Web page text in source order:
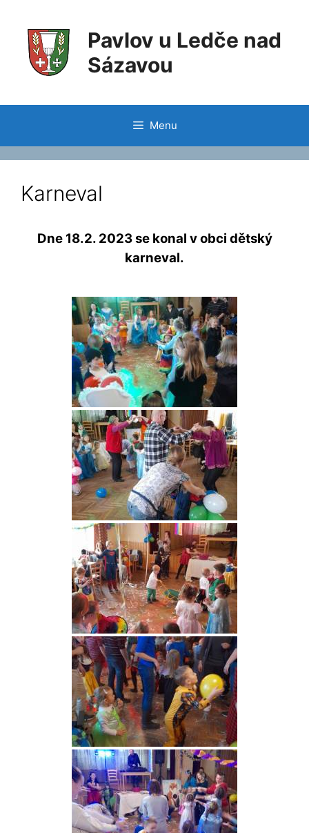
Pavlov u Ledče nad
Sázavou
Menu
Karneval
Dne 18.2. 2023 se konal v obci dětský
karneval.